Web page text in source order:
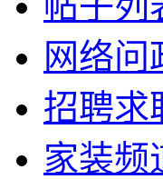
网络问
招聘求
家装频